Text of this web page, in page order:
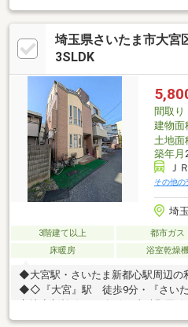
化計画◆都市機能誘導区域（居住
埼玉県さいたま市大宮
3SLDK
間取り
建物面
土地面
築年月
Ｊ
その他の
埼
3階建て以上 都市ガス
床暖房
浴室乾燥
◆大宮駅・さいたま新都心駅周辺の
◆◇『大宮』駅 徒歩9分・『さい
ーズなアクセスが叶います◇お買